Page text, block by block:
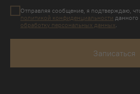
Отправляя сообщение, я подтверждаю,
политикой конфиденциальности данного
обработку персональных данных
Записаться